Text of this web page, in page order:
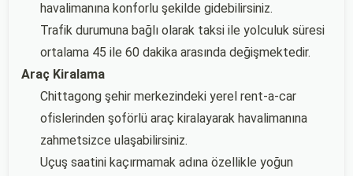
havalimanına konforlu şekilde gidebilirsiniz.
Trafik durumuna bağlı olarak taksi ile yolculuk süresi
ortalama 45 ile 60 dakika arasında değişmektedir.
Araç Kiralama
Chittagong şehir merkezindeki yerel rent-a-car
ofislerinden şoförlü araç kiralayarak havalimanına
zahmetsizce ulaşabilirsiniz.
Uçuş saatini kaçırmamak adına özellikle yoğun